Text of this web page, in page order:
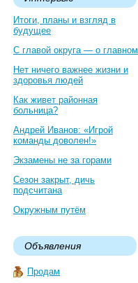
Итоги, планы и взгляд в
будущее
С главой округа — о главном
Нет ничего важнее жизни и
здоровья людей
Как живет районная
больница?
Андрей Иванов: «Игрой
команды доволен!»
Экзамены не за горами
Сезон закрыт, дичь
подсчитана
Окружным путём
Объявления
Продам